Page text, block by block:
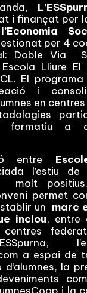
i finançat per
per 4
Doble Via
Lliure El
El
i
en
formatiu a
entre
l’estiu
molt
permet
un marc
inclou, entre
centres
a espai de
la
i la